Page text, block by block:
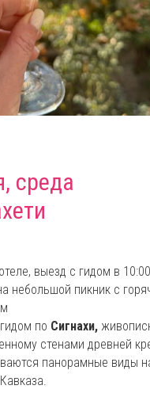
среда
выезд с гидом в 10:00
небольшой пикник с
по Сигнахи,
стенами древней
панорамные виды